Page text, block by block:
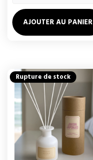
AJOUTER AU PANIER
Rupture de stock